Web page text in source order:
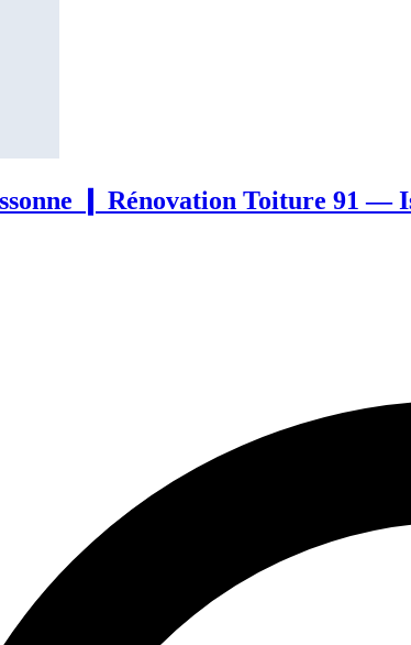
❙ Rénovation Toiture 91 —